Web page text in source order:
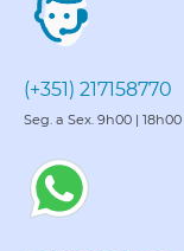
(+351) 217158770
Seg. a Sex. 9h00 | 18h00